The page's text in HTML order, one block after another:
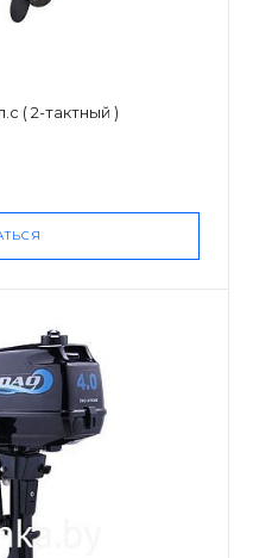
( 2-тактный )